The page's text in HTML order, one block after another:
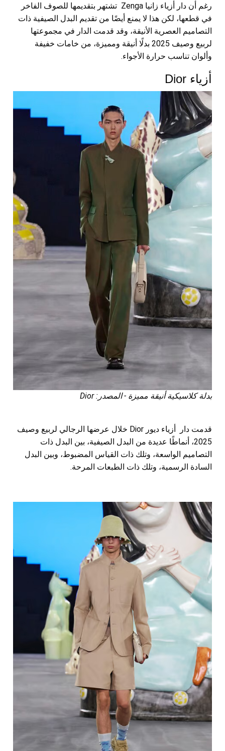
رغم أن دار أزياء زانيا Zenga تشتهر بتقديمها للصوف الفاخر
في قطعها، لكن هذا لا يمنع أيضًا من تقديم البدل الصيفية ذات
التصاميم العصرية الأنيقة، وقد قدمت الدار في مجموعتها
لربيع وصيف 2025 بدلًا أنيقة ومميزة، من خامات خفيفة
وألوان تناسب حرارة الأجواء.
أزياء Dior
بدلة كلاسيكية أنيقة مميزة - المصدر: Dior
قدمت دار أزياء ديور Dior خلال عرضها الرجالي لربيع وصيف
2025، أنماطًا عديدة من البدل الصيفية، بين البدل ذات
التصاميم الواسعة، وتلك ذات القياس المضبوط، وبين البدل
السادة الرسمية، وتلك ذات الطبعات المرحة.